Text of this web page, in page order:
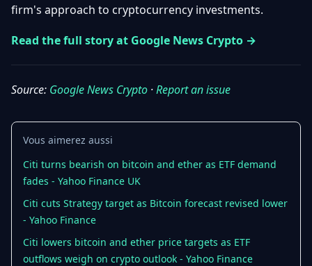
Baisses
Bitcoin
&
Layer
2
Ethereum
Régulations
Plateformes
& Sécurité
Débuter
Trading &
Bases de
Portefeuilles
Avancé
Promouvoir
FR
firm's approach to cryptocurrency investments.
Read the full story at Google News Crypto →
Source: Google News Crypto ·Report an issue
Vous aimerez aussi
Citi turns bearish on bitcoin and ether as ETF demand
fades - Yahoo Finance UK
Citi cuts Strategy target as Bitcoin forecast revised lower
- Yahoo Finance
Citi lowers bitcoin and ether price targets as ETF
outflows weigh on crypto outlook - Yahoo Finance